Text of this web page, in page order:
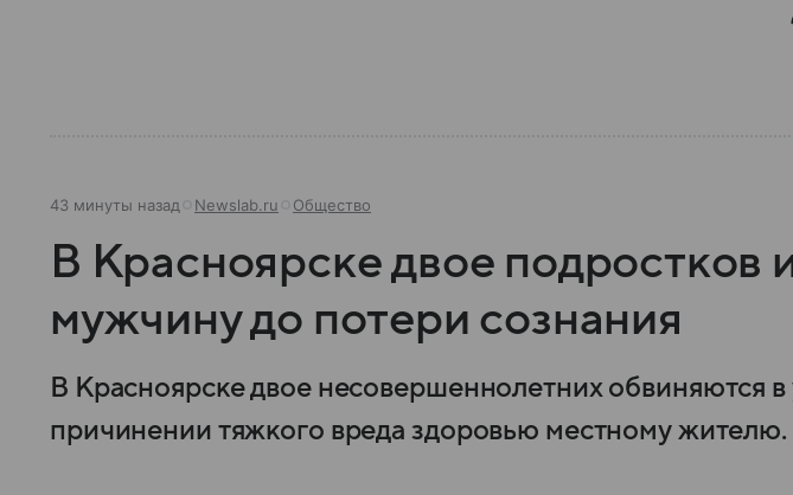
43 минуты назад Newslab.ru Общество
В Красноярске двое подростков
мужчину до потери сознания
В Красноярске двое несовершеннолетних обвиняются
причинении тяжкого вреда здоровью местному жителю.